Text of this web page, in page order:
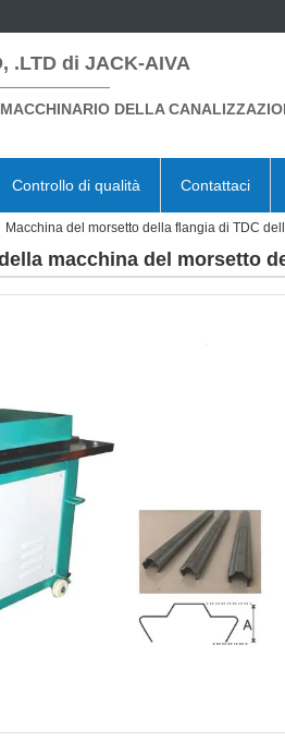
.LTD di JACK-AIVA
DELLA
Controllo di qualità Contattaci
Macchina del morsetto della flangia di TDC
macchina del morsetto